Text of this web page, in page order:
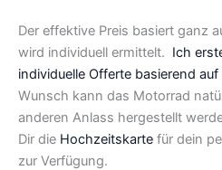
Der effektive Preis basiert ganz
wird individuell ermittelt. Ich
individuelle Offerte basierend
Wunsch kann das Motorrad
anderen Anlass hergestellt
Dir die Hochzeitskarte für dein
zur Verfügung.